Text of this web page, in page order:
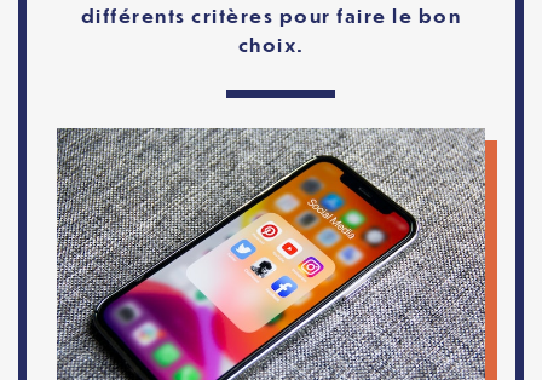
différents critères pour faire le bon
choix.